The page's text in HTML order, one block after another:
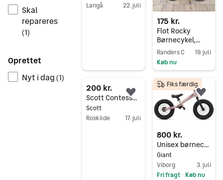
Skal
repareres
(1)
Oprettet
Nyt i dag (1)
Langå 22. juli
175 kr.
Flot Rocky
Børnecykel,
Unisex
Randers C
19. juli
Køb nu
Gå til annoncen
200 kr.
Scott Contessa Walker Bike
Scott
Roskilde
17. juli
Føj til favoritter.
800 kr.
Unisex børnecykel, løbecykel, Giant
Giant
Viborg
3. juli
Fri fragt • Køb nu
Fiks færdig
Føj